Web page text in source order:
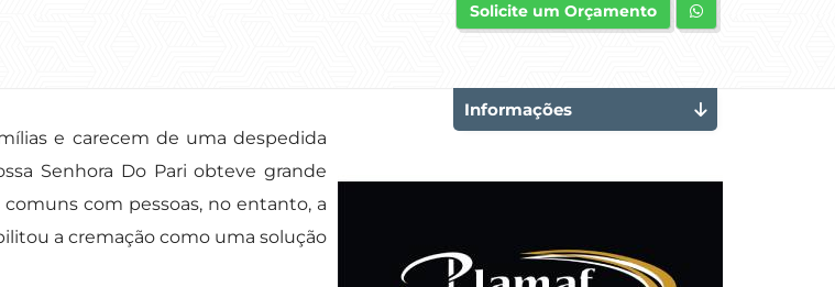
Solicite um Orçamento
e carecem de uma despedida
Senhora Do Pari obteve grande
com pessoas, no entanto, a
a cremação como uma solução
Informações